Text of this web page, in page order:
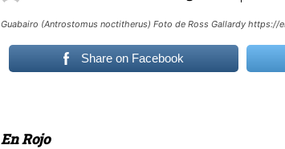
Guabairo (Antrostomus noctitherus) Foto de Ross Gallardy https://
Share on Facebook
En Rojo